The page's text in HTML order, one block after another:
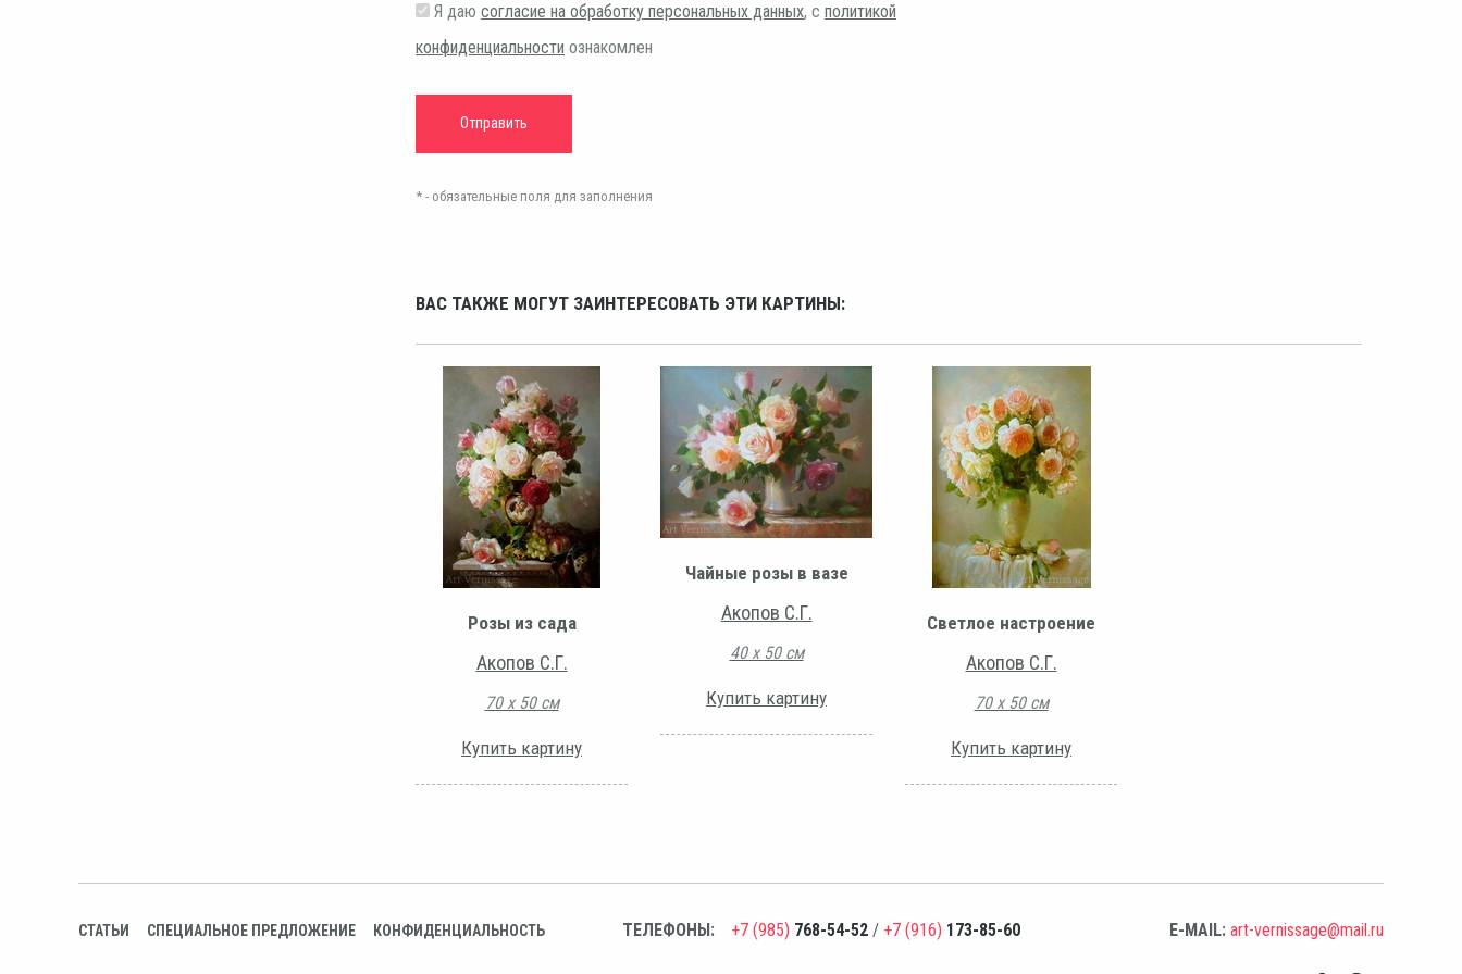
Я даю согласие на обработку персональных данных, с политикой
конфиденциальности ознакомлен
* - обязательные поля для заполнения
ВАС ТАКЖЕ МОГУТ ЗАИНТЕРЕСОВАТЬ ЭТИ КАРТИНЫ:
Розы из сада
Акопов С.Г.
70 х 50 см
Купить картину
Чайные розы в вазе
Акопов С.Г.
40 х 50 см
Купить картину
Светлое настроение
Акопов С.Г.
70 х 50 см
Купить картину
СТАТЬИ СПЕЦИАЛЬНОЕ ПРЕДЛОЖЕНИЕ КОНФИДЕНЦИАЛЬНОСТЬ ТЕЛЕФОНЫ: +7 (985) 768-54-52 / +7 (916) 173-85-60 E-MAIL: art-vernissage@mail.ru